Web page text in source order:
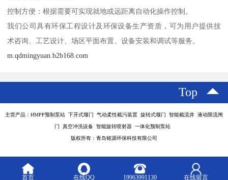
控制方便：根据需要可实现就地或远距离自动化操作控制。
我们公司具有环保工程设计及环保设备生产资质，可为用户提供技
术咨询、工艺设计、场区平面布置、设备安装和调试等服务。
m.qdmingyuan.b2b168.com
Top
主营产品：HMPP预制泵站 下开式堰门 气动柔性截污装置 旋转式堰门 智能截流井 液动限流闸
门 真空冲洗设备 智能旋转喷射器 一体化预制泵站
版权所有：青岛铭源环保科技有限公司
首页 在线QQ 19963991130 在线留言